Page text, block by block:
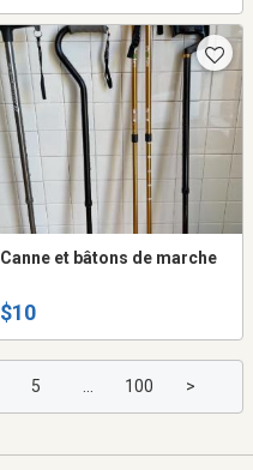
Canne et bâtons de marche
$10
5 ... 100 >